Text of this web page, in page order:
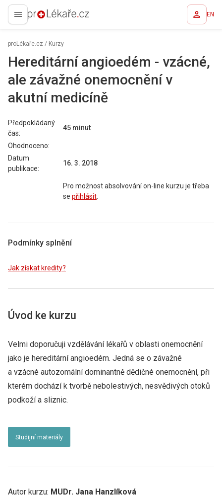
proLékaře.cz EN
proLékaře.cz / Kurzy
Hereditární angioedém - vzácné,
ale závažné onemocnění v
akutní medicíně
Předpokládaný
čas:
45 minut
Ohodnoceno:
Datum
publikace:
16. 3. 2018
Pro možnost absolvování on-line kurzu je třeba
se přihlásit
Podmínky splnění
Jak získat kredity?
Úvod ke kurzu
Velmi doporučuji vzdělávání lékařů v oblasti onemocnění
jako je hereditární angioedém. Jedná se o závažné
a vzácné autozomální dominantně dědičné onemocnění, při
kterém dochází k tvorbě nebolestivých, nesvědivých otoků
podkoží a sliznic.
Studijní materiály
Autor kurzu: MUDr. Jana Hanzlíková